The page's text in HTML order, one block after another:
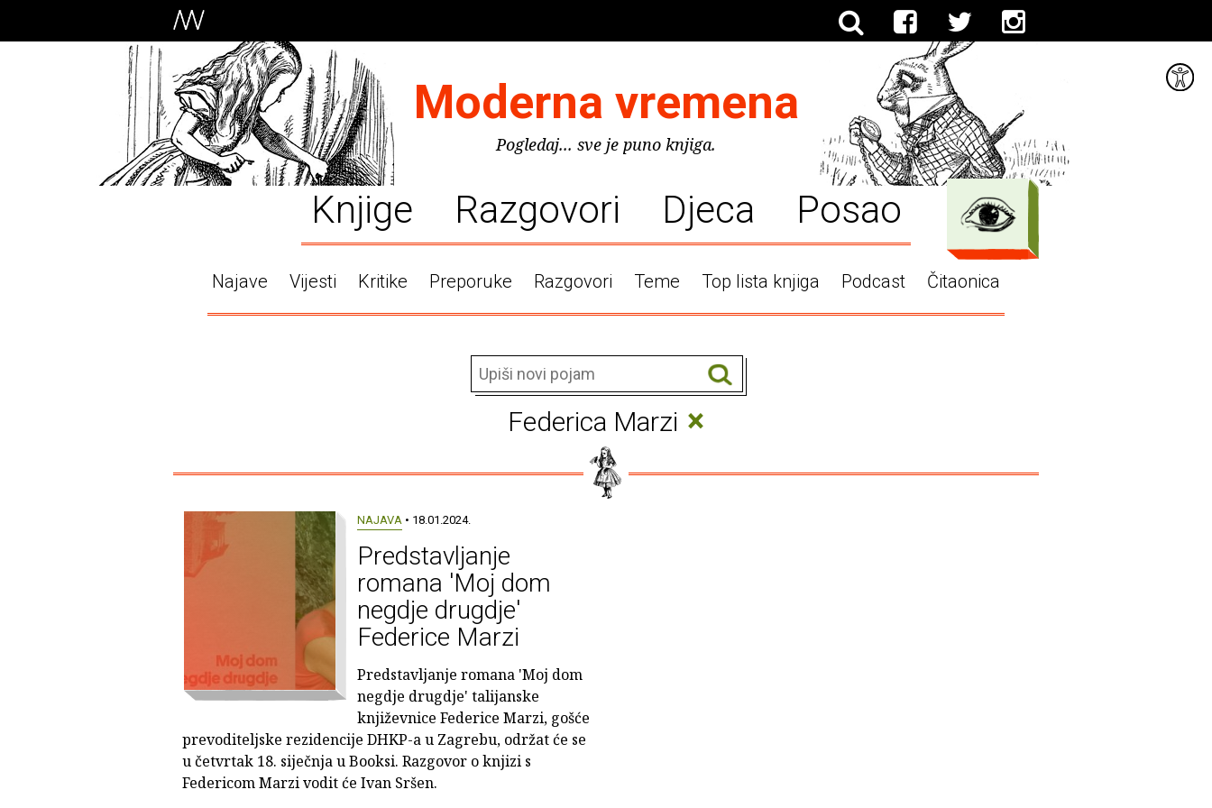
Moderna vremena
Pogledaj... sve je puno knjiga.
Knjige Razgovori Djeca Posao
Najave Vijesti Kritike Preporuke Razgovori Teme Top lista knjiga Podcast Čitaonica
Federica Marzi ×
NAJAVA • 18.01.2024.
Predstavljanje
romana 'Moj dom
negdje drugdje'
Federice Marzi
Predstavljanje romana 'Moj dom
negdje drugdje' talijanske
književnice Federice Marzi, gošće
prevoditeljske rezidencije DHKP-a u Zagrebu, održat će se
u četvrtak 18. siječnja u Booksi. Razgovor o knjizi s
Federicom Marzi vodit će Ivan Sršen.